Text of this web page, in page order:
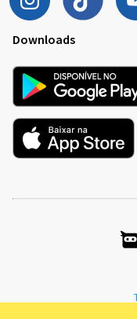
Downloads